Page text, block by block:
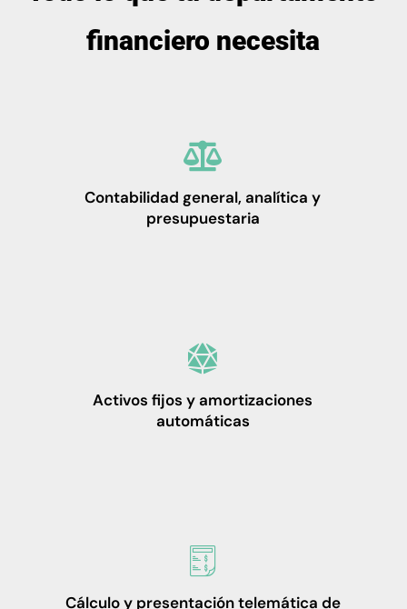
financiero necesita
Contabilidad general, analítica y
presupuestaria
Activos fijos y amortizaciones
automáticas
Cálculo y presentación telemática de